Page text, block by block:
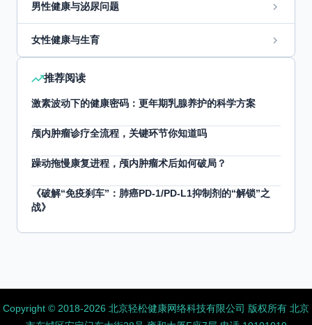
男性健康与泌尿问题
女性健康与生育
推荐阅读
激素波动下的健康密码：更年期乳腺养护的科学方案
颅内肿瘤诊疗全流程，关键环节你知道吗
躁动拖慢康复进程，颅内肿瘤术后如何破局？
《破解“免疫刹车”：肺癌PD-1/PD-L1抑制剂的“解锁”之
战》
Copyright ©️ 2018-2026 北京轻松健康网络科技有限公司 版权所有 北京